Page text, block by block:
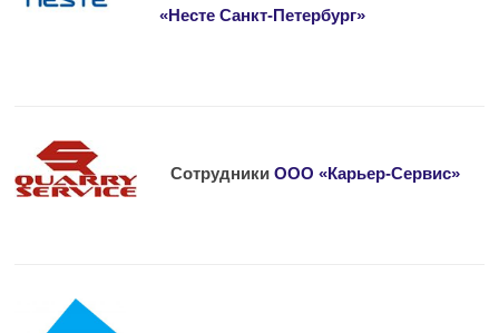
«Несте Санкт-Петербург»
СотрудникиООО «Карьер-Сервис»